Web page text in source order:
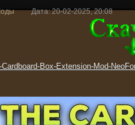
Дата: 20-02-2025, 20:08
Cardboard-Box-Extension-Mod-